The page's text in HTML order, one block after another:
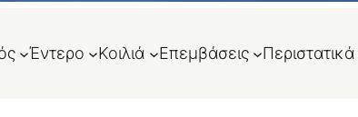
Έντερο Κοιλιά Επεμβάσεις Περιστατικά